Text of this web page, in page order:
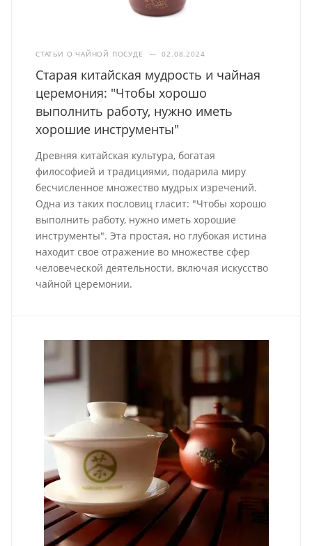
СТАТЬИ О ЧАЙНОЙ ПОСУДЕ — 02.08.2024
Старая китайская мудрость и чайная
церемония: "Чтобы хорошо
выполнить работу, нужно иметь
хорошие инструменты"
Древняя китайская культура, богатая
философией и традициями, подарила миру
бесчисленное множество мудрых изречений.
Одна из таких пословиц гласит: "Чтобы хорошо
выполнить работу, нужно иметь хорошие
инструменты". Эта простая, но глубокая истина
находит свое отражение во множестве сфер
человеческой деятельности, включая искусство
чайной церемонии.